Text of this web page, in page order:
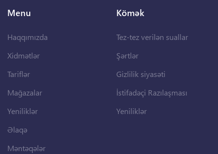
Menu
Haqqımızda
Xidmətlər
Tariflər
Mağazalar
Yeniliklər
Əlaqə
Məntəqələr
Kömək
Tez-tez verilən suallar
Şərtlər
Gizlilik siyasəti
İstifadəçi Razılaşması
Yeniliklər